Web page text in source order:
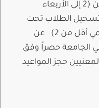
الأكاديمي (معدل تراكمي أقل من (2 إلى الأربعاء
1/2020 السبت 18/1/2020 تسجيل الطلاب تحت
الانذار الأكاديمي (المعدل التراكمي أقل من 2) عن
الجامعة حصراً وفق
حجز المواعيد